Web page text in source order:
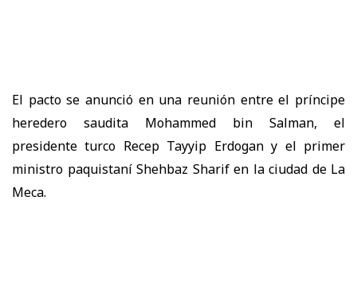
El pacto se anunció en una reunión entre el príncipe
heredero saudita Mohammed bin Salman, el
presidente turco Recep Tayyip Erdogan y el primer
ministro paquistaní Shehbaz Sharif en la ciudad de La
Meca.